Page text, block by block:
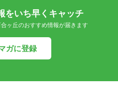
をいち早くキャッチ
ヶ丘のおすすめ情報が届きます
ガに登録